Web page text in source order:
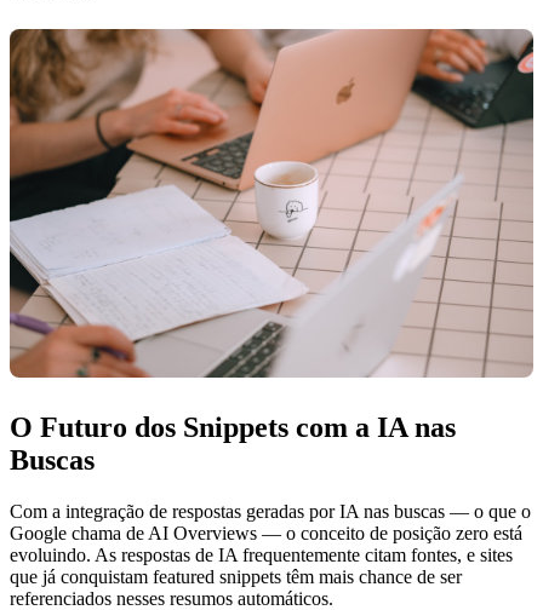
O Futuro dos Snippets com a IA nas
Buscas
Com a integração de respostas geradas por IA nas buscas — o que o
Google chama de AI Overviews — o conceito de posição zero está
evoluindo. As respostas de IA frequentemente citam fontes, e sites
que já conquistam featured snippets têm mais chance de ser
referenciados nesses resumos automáticos.